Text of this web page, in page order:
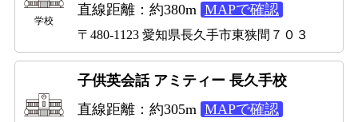
学校
直線距離：約380m MAPで確認
〒480-1123 愛知県長久手市東狭間７０３
子供英会話 アミティー 長久手校
直線距離：約305m MAPで確認